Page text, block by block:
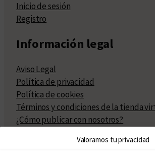
Valoramos tu privacidad
Inicio de sesión
Registro
Información legal
Aviso Legal
Política de privacidad
Política de cookies
Términos y condiciones de la tienda
¿Cómo publicar con nosotros?
Políticas de publicación